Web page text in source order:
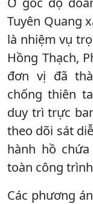
Tuyên Quang
là nhiệm vụ
Hồng Thạch,
đơn vị đã
chống thiên
duy trì trực
theo dõi sát
hành hồ
toàn công
Các phương